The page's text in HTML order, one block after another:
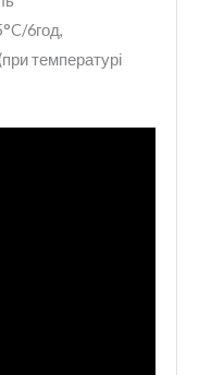
6год,
температурі